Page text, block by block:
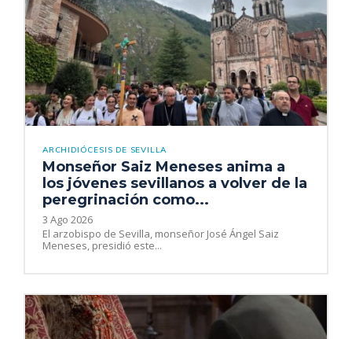
ARCHIDIÓCESIS DE SEVILLA
Monseñor Saiz Meneses anima a
los jóvenes sevillanos a volver de la
peregrinación como...
3 Ago 2026
El arzobispo de Sevilla, monseñor José Ángel Saiz
Meneses, presidió este...